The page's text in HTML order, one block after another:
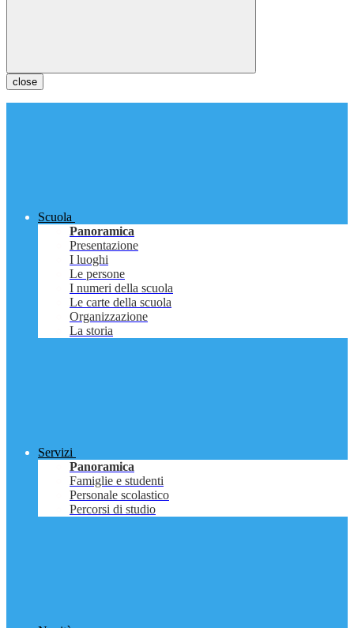
close
Scuola
Panoramica
Presentazione
I luoghi
Le persone
I numeri della scuola
Le carte della scuola
Organizzazione
La storia
Servizi
Panoramica
Famiglie e studenti
Personale scolastico
Percorsi di studio